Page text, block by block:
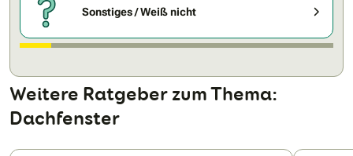
Sonstiges / Weiß nicht
Weitere Ratgeber zum Thema:
Dachfenster